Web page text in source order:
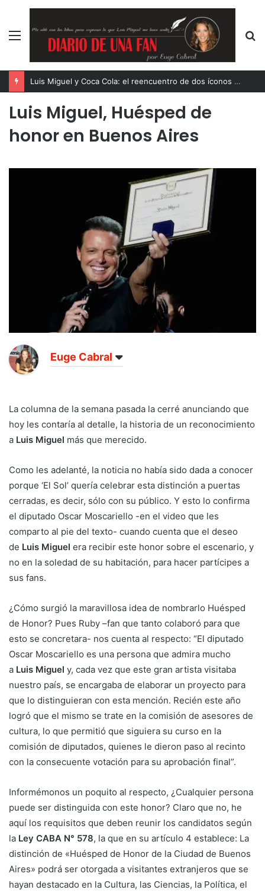
Menú
Luis Miguel y Coca Cola: el reencuentro de dos íconos eternos
Luis Miguel, Huésped de
honor en Buenos Aires
Euge Cabral
La columna de la semana pasada la cerré anunciando que
hoy les contaría al detalle, la historia de un reconocimiento
a Luis Miguel más que merecido.
Como les adelanté, la noticia no había sido dada a conocer
porque ‘El Sol’ quería celebrar esta distinción a puertas
cerradas, es decir, sólo con su público. Y esto lo confirma
el diputado Oscar Moscariello -en el video que les
comparto al pie del texto- cuando cuenta que el deseo
de Luis Miguel era recibir este honor sobre el escenario, y
no en la soledad de su habitación, para hacer partícipes a
sus fans.
¿Cómo surgió la maravillosa idea de nombrarlo Huésped
de Honor? Pues Ruby –fan que tanto colaboró para que
esto se concretara- nos cuenta al respecto: “El diputado
Oscar Moscariello es una persona que admira mucho
a Luis Miguel y, cada vez que este gran artista visitaba
nuestro país, se encargaba de elaborar un proyecto para
que lo distinguieran con esta mención. Recién este año
logró que el mismo se trate en la comisión de asesores de
cultura, lo que permitió que siguiera su curso en la
comisión de diputados, quienes le dieron paso al recinto
con la consecuente votación para su aprobación final”.
Informémonos un poquito al respecto, ¿Cualquier persona
puede ser distinguida con este honor? Claro que no, he
aquí los requisitos que deben reunir los candidatos según
la Ley CABA N° 578, la que en su artículo 4 establece: La
distinción de «Huésped de Honor de la Ciudad de Buenos
Aires» podrá ser otorgada a visitantes extranjeros que se
hayan destacado en la Cultura, las Ciencias, la Política, el